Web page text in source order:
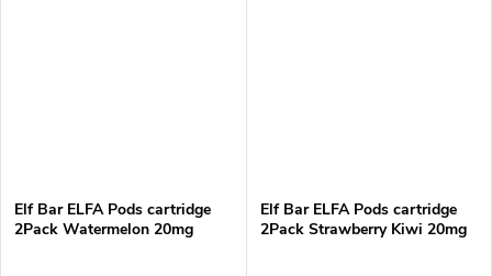
Elf Bar ELFA Pods cartridge
2Pack Watermelon 20mg
Elf Bar ELFA Pods cartridge
2Pack Strawberry Kiwi 20mg